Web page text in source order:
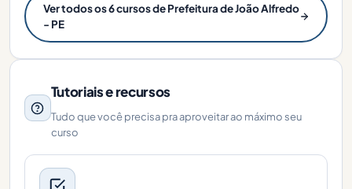
Ver todos os 6 cursos de Prefeitura de João Alfredo
- PE
Tutoriais e recursos
Tudo que você precisa pra aproveitar ao máximo seu
curso